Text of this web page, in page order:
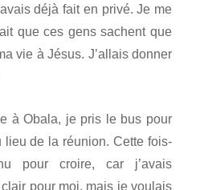
déjà fait en privé. Je me
que ces gens sachent que
vie à Jésus. J’allais donner
à Obala, je pris le bus pour
lieu de la réunion. Cette fois-
pour croire, car j’avais
pour moi, mais je voulais